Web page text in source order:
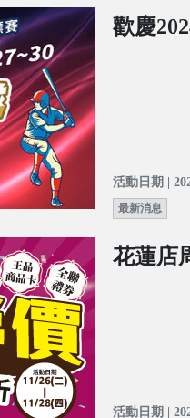
歡慶
活動日期 |
最新消息
花蓮店
活動日期 |